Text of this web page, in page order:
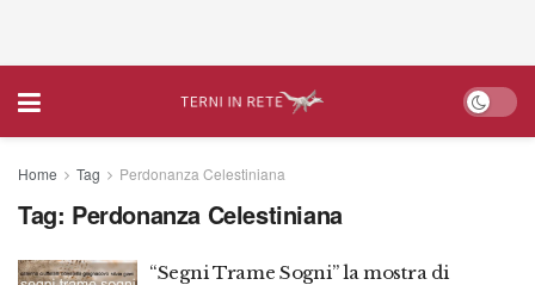
Home Tag Perdonanza Celestiniana
Tag: Perdonanza Celestiniana
“Segni Trame Sogni” la mostra di